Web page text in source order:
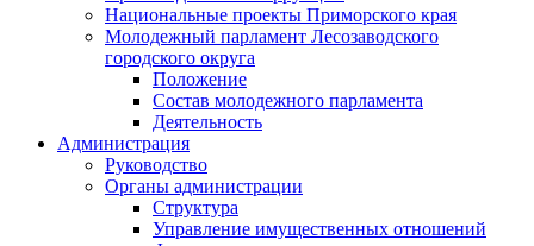
Национальные проекты Приморского края
Молодежный парламент Лесозаводского
городского округа
Положение
Состав молодежного парламента
Деятельность
Администрация
Руководство
Органы администрации
Структура
Управление имущественных отношений